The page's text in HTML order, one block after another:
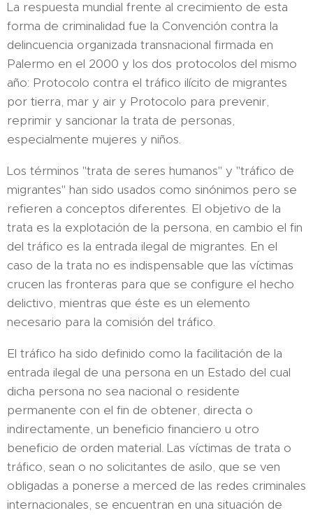
La respuesta mundial frente al crecimiento de esta
forma de criminalidad fue la Convención contra la
delincuencia organizada transnacional firmada en
Palermo en el 2000 y los dos protocolos del mismo
año: Protocolo contra el tráfico ilícito de migrantes
por tierra, mar y air y Protocolo para prevenir,
reprimir y sancionar la trata de personas,
especialmente mujeres y niños.
Los términos "trata de seres humanos" y "tráfico de
migrantes" han sido usados como sinónimos pero se
refieren a conceptos diferentes. El objetivo de la
trata es la explotación de la persona, en cambio el fin
del tráfico es la entrada ilegal de migrantes. En el
caso de la trata no es indispensable que las víctimas
crucen las fronteras para que se configure el hecho
delictivo, mientras que éste es un elemento
necesario para la comisión del tráfico.
El tráfico ha sido definido como la facilitación de la
entrada ilegal de una persona en un Estado del cual
dicha persona no sea nacional o residente
permanente con el fin de obtener, directa o
indirectamente, un beneficio financiero u otro
beneficio de orden material. Las víctimas de trata o
tráfico, sean o no solicitantes de asilo, que se ven
obligadas a ponerse a merced de las redes criminales
internacionales, se encuentran en una situación de